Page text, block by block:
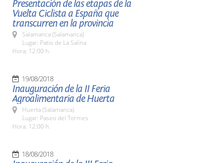
Presentación de las etapas de la
Vuelta Ciclista a España que
transcurren en la provincia
Salamanca (Salamanca)
Lugar: Patio de La Salina
Hora: 12:00 h.
19/08/2018
Inauguración de la II Feria
Agroalimentaria de Huerta
Huerta (Salamanca)
Lugar: Paseo del Tormes
Hora: 12:00 h.
18/08/2018